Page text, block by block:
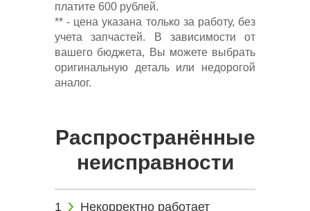
платите 600 рублей.
** - цена указана только за работу, без
учета запчастей. В зависимости от
вашего бюджета, Вы можете выбрать
оригинальную деталь или недорогой
аналог.
Распространённые
неисправности
Некорректно работает